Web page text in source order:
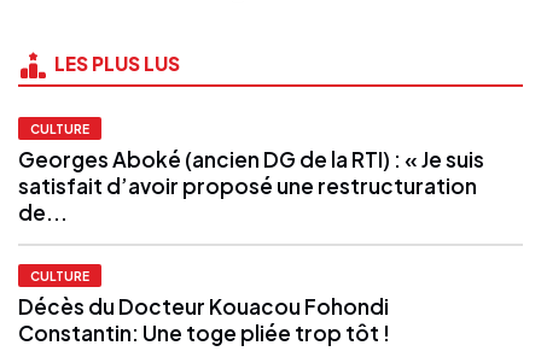
LES PLUS LUS
CULTURE
Georges Aboké (ancien DG de la RTI) : « Je suis
satisfait d’avoir proposé une restructuration
de...
CULTURE
Décès du Docteur Kouacou Fohondi
Constantin: Une toge pliée trop tôt !